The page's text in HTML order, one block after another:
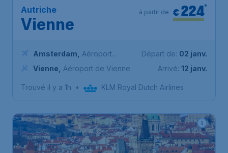
Autriche
Vienne
€ 224*
à partir de
Amsterdam
Aéroport
Schiphol (Amsterdam)
Vienne Aéroport de Vienne
Départ de: 02 janv.
Arrivé: 12 janv.
Trouvé il y a 1h • KLM Royal Dutch Airlines